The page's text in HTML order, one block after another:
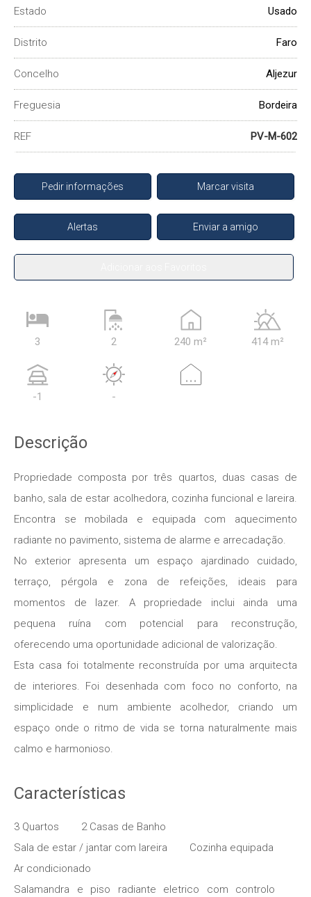
Estado Usado
Distrito Faro
Concelho Aljezur
Freguesia Bordeira
REF PV-M-602
Pedir informações Marcar visita
Alertas Enviar a amigo
3 2 240 m² 414 m²
-1 -
...
Descrição
Propriedade composta por três quartos, duas casas de
banho, sala de estar acolhedora, cozinha funcional e lareira.
Encontra se mobilada e equipada com aquecimento
radiante no pavimento, sistema de alarme e arrecadação.
No exterior apresenta um espaço ajardinado cuidado,
terraço, pérgola e zona de refeições, ideais para
momentos de lazer. A propriedade inclui ainda uma
pequena ruína com potencial para reconstrução,
oferecendo uma oportunidade adicional de valorização.
Esta casa foi totalmente reconstruída por uma arquitecta
de interiores. Foi desenhada com foco no conforto, na
simplicidade e num ambiente acolhedor, criando um
espaço onde o ritmo de vida se torna naturalmente mais
calmo e harmonioso.
Características
3 Quartos
2 Casas de Banho
Sala de estar / jantar com lareira
Cozinha equipada
Ar condicionado
Salamandra e piso radiante eletrico com controlo